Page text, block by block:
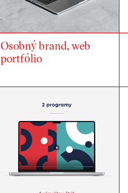
Osobný brand, web
portfólio